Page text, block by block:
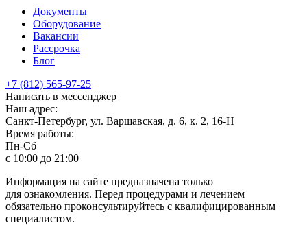
Документы
Оборудование
Вакансии
Рассрочка
Блог
+7 (812) 565-97-25
Написать в мессенджер
Наш адрес:
Санкт-Петербург, ул. Варшавская, д. 6, к. 2, 16-Н
Время работы:
Пн-Сб
с 10:00 до 21:00
Информация на сайте предназначена только
для ознакомления. Перед процедурами и лечением
обязательно проконсультируйтесь с квалифицированным
специалистом.